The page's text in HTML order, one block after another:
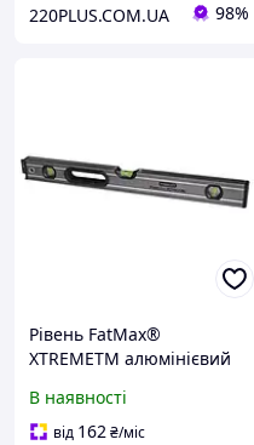
220PLUS.COM.UA 98%
Рівень FatMax®
XTREMETM алюмінієвий
трьома капсулами
STANLEY 0-43-624
В наявності
від 162₴/міс